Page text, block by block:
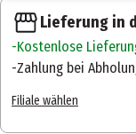
Lieferung in
Kostenlose
Zahlung bei
Filiale wählen